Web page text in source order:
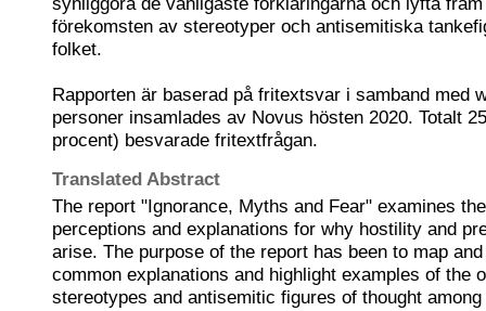
förekomsten av stereotyper och antisemitiska
folket.
Rapporten är baserad på fritextsvar i samband med
personer insamlades av Novus hösten 2020. Totalt
procent) besvarade fritextfrågan.
Translated Abstract
The report "Ignorance, Myths and Fear" examines
perceptions and explanations for why hostility and
arise. The purpose of the report has been to map
common explanations and highlight examples of the
stereotypes and antisemitic figures of thought